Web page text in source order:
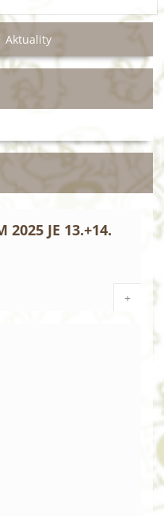
Aktuality
2025 JE 13.+14.
+